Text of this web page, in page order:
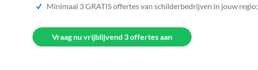
Minimaal 3 GRATIS offertes van schilderbedrijven in jouw regio;
Vraag nu vrijblijvend 3 offertes aan